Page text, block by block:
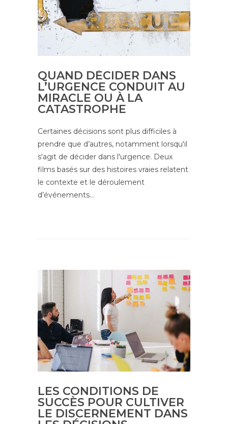
QUAND DÉCIDER DANS
L’URGENCE CONDUIT AU
MIRACLE OU À LA
CATASTROPHE
Certaines déci­sions sont plus dif­fi­ciles à
prendre que d’autres, notamment lorsqu'il
s'agit de décider dans l'urgence. Deux
films basés sur des his­toires vraies relatent
le contexte et le dérou­le­ment
d’événements…
LES CONDITIONS DE
SUCCÈS POUR CULTIVER
LE DISCERNEMENT DANS